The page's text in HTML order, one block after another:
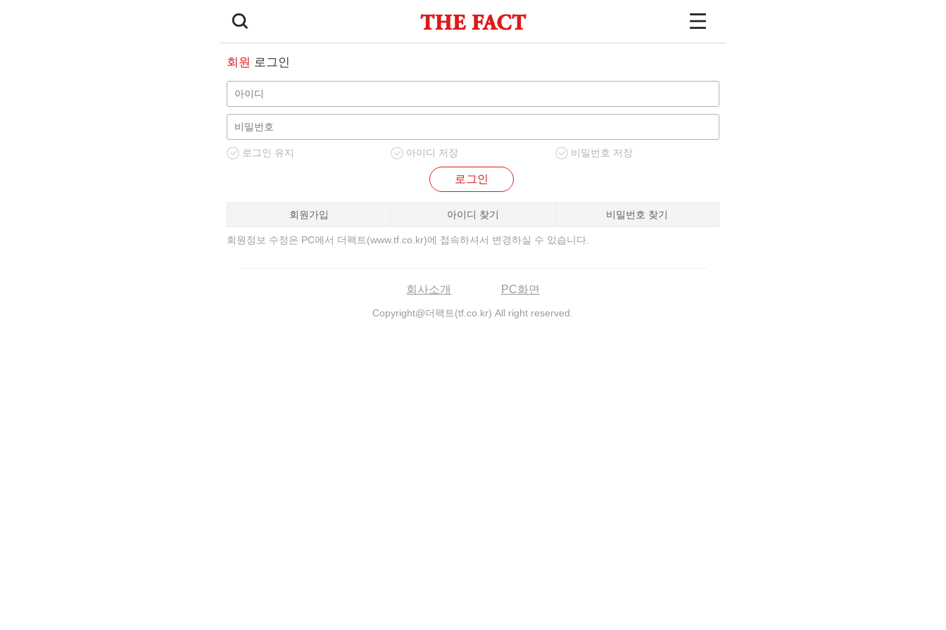
회원 로그인
로그인 유지 아이디 저장 비밀번호 저장
로그인
회원가입 아이디 찾기 비밀번호 찾기
회원정보 수정은 PC에서 더팩트(www.tf.co.kr)에 접속하셔서 변경하실 수 있습니다.
회사소개 PC화면
Copyright@더팩트(tf.co.kr) All right reserved.